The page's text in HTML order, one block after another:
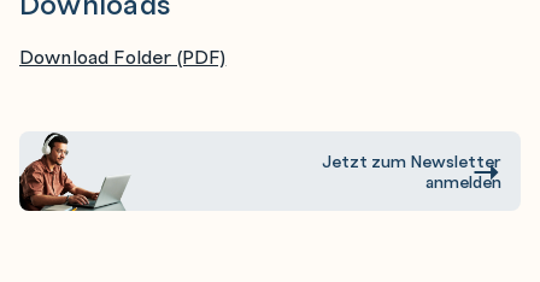
Download Folder (PDF)
Jetzt zum Newsletter
anmelden